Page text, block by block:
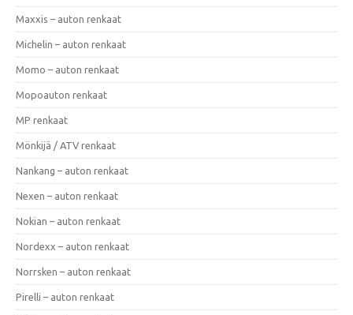
Maxxis – auton renkaat
Michelin – auton renkaat
Momo – auton renkaat
Mopoauton renkaat
MP renkaat
Mönkijä / ATV renkaat
Nankang – auton renkaat
Nexen – auton renkaat
Nokian – auton renkaat
Nordexx – auton renkaat
Norrsken – auton renkaat
Pirelli – auton renkaat